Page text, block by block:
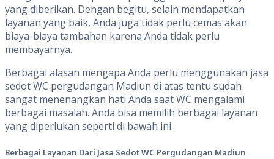
yang diberikan. Dengan begitu, selain mendapatkan
layanan yang baik, Anda juga tidak perlu cemas akan
biaya-biaya tambahan karena Anda tidak perlu
membayarnya.
Berbagai alasan mengapa Anda perlu menggunakan jasa
sedot WC pergudangan Madiun di atas tentu sudah
sangat menenangkan hati Anda saat WC mengalami
berbagai masalah. Anda bisa memilih berbagai layanan
yang diperlukan seperti di bawah ini.
Berbagai Layanan Dari Jasa Sedot WC Pergudangan Madiun